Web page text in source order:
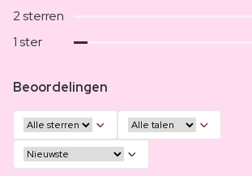
2 sterren
1 ster
Beoordelingen